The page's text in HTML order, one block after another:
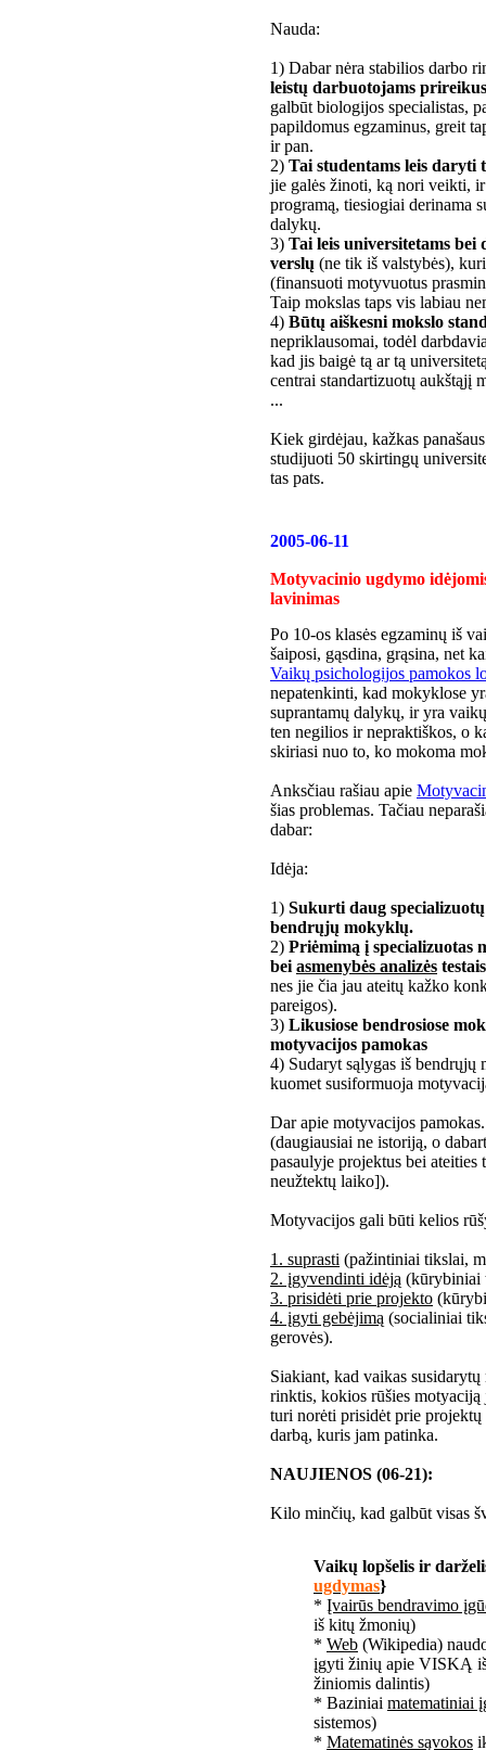
Nauda:
1) Dabar nėra stabilios darbo
leistų darbuotojams
galbūt biologijos specialistas,
papildomus egzaminus, greit
ir pan.
2) Tai studentams leis daryti
jie galės žinoti, ką nori veikti,
programą, tiesiogiai derinama
dalykų.
3) Tai leis universitetams
verslų (ne tik iš valstybės),
(finansuoti motyvuotus
Taip mokslas taps vis labiau
4) Būtų aiškesni mokslo
nepriklausomai, todėl
kad jis baigė tą ar tą
centrai standartizuotų aukštąjį
...
Kiek girdėjau, kažkas
studijuoti 50 skirtingų
tas pats.
2005-06-11
Motyvacinio ugdymo
lavinimas
Po 10-os klasės egzaminų iš
šaiposi, gąsdina, grąsina, net
Vaikų psichologijos pamokos
nepatenkinti, kad mokyklose
suprantamų dalykų, ir yra
ten negilios ir nepraktiškos, o
skiriasi nuo to, ko mokoma
Anksčiau rašiau apie
šias problemas. Tačiau
dabar:
Idėja:
1) Sukurti daug
bendrųjų mokyklų.
2) Priėmimą į specializuotas
bei asmenybės analizės testais
nes jie čia jau ateitų kažko
pareigos).
3) Likusiose bendrosiose
motyvacijos pamokas
4) Sudaryt sąlygas iš
kuomet susiformuoja
Dar apie motyvacijos
(daugiausiai ne istoriją, o
pasaulyje projektus bei
neužtektų laiko]).
Motyvacijos gali būti kelios
1. suprasti (pažintiniai tikslai,
2. įgyvendinti idėją (kūrybiniai
3. prisidėti prie projekto
4. įgyti gebėjimą (socialiniai
gerovės).
Siakiant, kad vaikas
rinktis, kokios rūšies
turi norėti prisidėt prie
darbą, kuris jam patinka.
NAUJIENOS (06-21):
Kilo minčių, kad galbūt visas
Vaikų lopšelis ir
ugdymas}
* Įvairūs bendravimo
iš kitų žmonių)
* Web (Wikipedia)
įgyti žinių apie VISKĄ
žiniomis dalintis)
* Baziniai matematiniai
sistemos)
* Matematinės sąvokos